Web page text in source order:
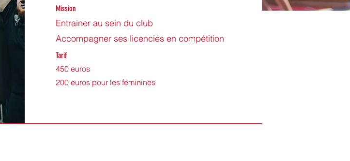
Mission
Entrainer au sein du club
Accompagner ses licenciés en compétition
Tarif
450 euros
200 euros pour les féminines